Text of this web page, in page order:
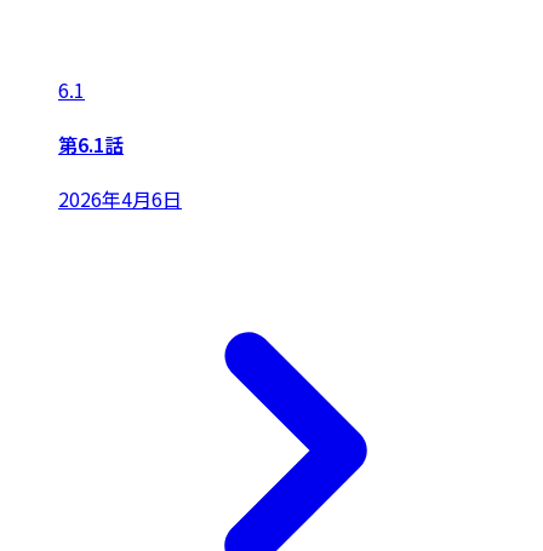
6.1
第6.1話
2026年4月6日